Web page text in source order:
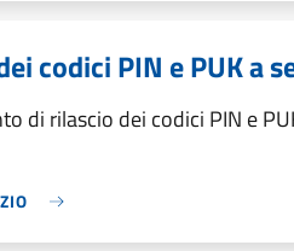
codici PIN e PUK a
di rilascio dei codici PIN e